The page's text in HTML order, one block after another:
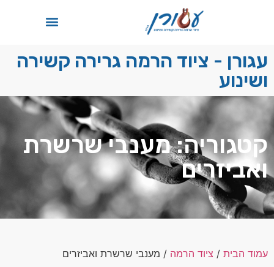
עגורן - ציוד הרמה גרירה קשירה
ושינוע
קטגוריה: מענבי שרשרת
ואביזרים
עמוד הבית / ציוד הרמה / מענבי שרשרת ואביזרים